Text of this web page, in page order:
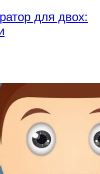
для двох: